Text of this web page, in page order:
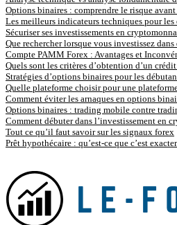
Options binaires : comprendre le risque
Les meilleurs indicateurs techniques pour
Sécuriser ses investissements en
Que rechercher lorsque vous investissez dans
Compte PAMM Forex : Avantages et
Quels sont les critères d’obtention d’un
Stratégies d’options binaires pour les
Quelle plateforme choisir pour une
Comment éviter les arnaques en options
Options binaires : trading mobile contre
Comment débuter dans l’investissement en
Tout ce qu’il faut savoir sur les signaux forex
Prêt hypothécaire : qu’est-ce que c’est